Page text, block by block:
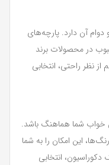
آن دارد. پارچه‌های
در محصولات برند
نظر راحتی، انتخابی
خواب شما هماهنگ باشد.
این امکان را به شما
انتخابی